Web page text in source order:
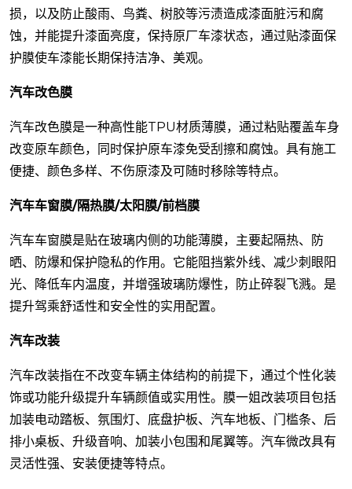
损，以及防止酸雨、鸟粪、树胶等污渍造成漆面脏污和腐
蚀，并能提升漆面亮度，保持原厂车漆状态，通过贴漆面保
护膜使车漆能长期保持洁净、美观。
汽车改色膜
汽车改色膜是一种高性能TPU材质薄膜，通过粘贴覆盖车身
改变原车颜色，同时保护原车漆免受刮擦和腐蚀。具有施工
便捷、颜色多样、不伤原漆及可随时移除等特点。
汽车车窗膜/隔热膜/太阳膜/前档膜
汽车车窗膜是贴在玻璃内侧的功能薄膜，主要起隔热、防
晒、防爆和保护隐私的作用。它能阻挡紫外线、减少刺眼阳
光、降低车内温度，并增强玻璃防爆性，防止碎裂飞溅。是
提升驾乘舒适性和安全性的实用配置。
汽车改装
汽车改装指在不改变车辆主体结构的前提下，通过个性化装
饰或功能升级提升车辆颜值或实用性。膜一姐改装项目包括
加装电动踏板、氛围灯、底盘护板、汽车地板、门槛条、后
排小桌板、升级音响、加装小包围和尾翼等。汽车微改具有
灵活性强、安装便捷等特点。